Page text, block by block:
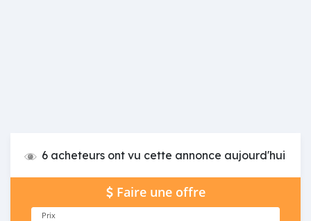
6 acheteurs ont vu cette annonce aujourd'hui
Faire une offre
Prix